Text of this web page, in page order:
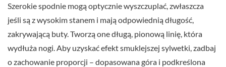
Szerokie spodnie mogą optycznie wyszczuplać, zwłaszcza
jeśli są z wysokim stanem i mają odpowiednią długość,
zakrywającą buty. Tworzą one długą, pionową linię, która
wydłuża nogi. Aby uzyskać efekt smuklejszej sylwetki, zadbaj
o zachowanie proporcji – dopasowana góra i podkreślona